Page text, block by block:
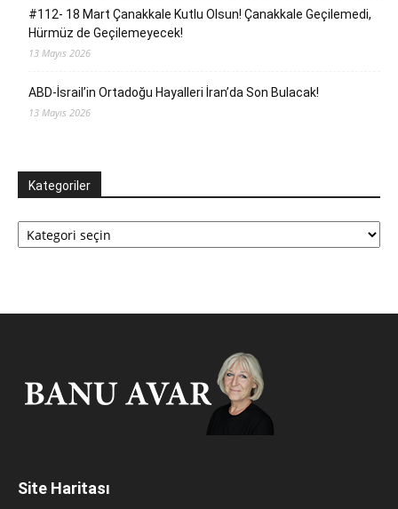
#112- 18 Mart Çanakkale Kutlu Olsun! Çanakkale Geçilemedi,
Hürmüz de Geçilemeyecek!
13 Mayıs 2026
ABD-İsrail’in Ortadoğu Hayalleri İran’da Son Bulacak!
13 Mayıs 2026
Kategoriler
Kategoriler
Site Haritası